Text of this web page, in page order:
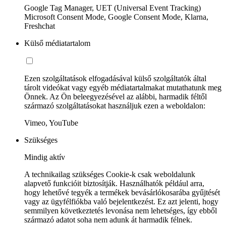
Google Tag Manager, UET (Universal Event Tracking)
Microsoft Consent Mode, Google Consent Mode, Klarna,
Freshchat
Külső médiatartalom
Ezen szolgáltatások elfogadásával külső szolgáltatók által
tárolt videókat vagy egyéb médiatartalmakat mutathatunk meg
Önnek. Az Ön beleegyezésével az alábbi, harmadik féltől
származó szolgáltatásokat használjuk ezen a weboldalon:
Vimeo, YouTube
Szükséges
Mindig aktív
A technikailag szükséges Cookie-k csak weboldalunk
alapvető funkcióit biztosítják. Használhatók például arra,
hogy lehetővé tegyék a termékek bevásárlókosarába gyűjtését
vagy az ügyfélfiókba való bejelentkezést. Ez azt jelenti, hogy
semmilyen következtetés levonása nem lehetséges, így ebből
származó adatot soha nem adunk át harmadik félnek.